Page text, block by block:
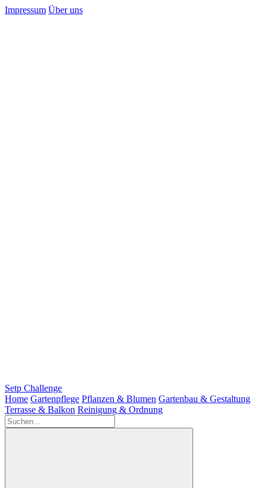
Impressum Über uns
Setp Challenge
Home Gartenpflege Pflanzen & Blumen Gartenbau & Gestaltung
Terrasse & Balkon Reinigung & Ordnung